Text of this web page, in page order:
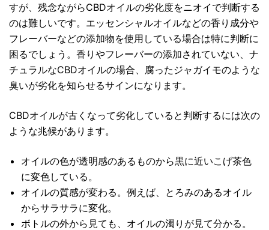
すが、残念ながらCBDオイルの劣化度をニオイで判断する
のは難しいです。エッセンシャルオイルなどの香り成分や
フレーバーなどの添加物を使用している場合は特に判断に
困るでしょう。香りやフレーバーの添加されていない、ナ
チュラルなCBDオイルの場合、腐ったジャガイモのような
臭いが劣化を知らせるサインになります。
CBDオイルが古くなって劣化していると判断するには次の
ような兆候があります。
オイルの色が透明感のあるものから黒に近いこげ茶色
に変色している。
オイルの質感が変わる。例えば、とろみのあるオイル
からサラサラに変化。
ボトルの外から見ても、オイルの濁りが見て分かる。